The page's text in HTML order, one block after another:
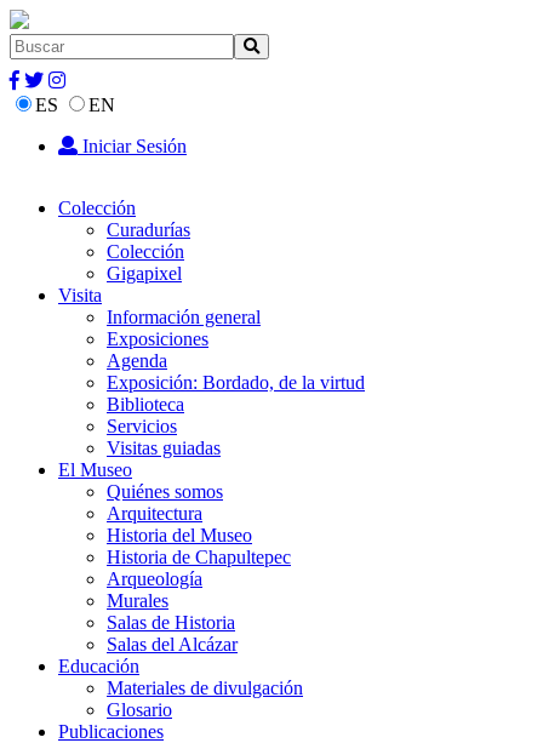
ES
EN
Iniciar Sesión
Colección
Curadurías
Colección
Gigapixel
Visita
Información general
Exposiciones
Agenda
Exposición: Bordado, de la virtud
Biblioteca
Servicios
Visitas guiadas
El Museo
Quiénes somos
Arquitectura
Historia del Museo
Historia de Chapultepec
Arqueología
Murales
Salas de Historia
Salas del Alcázar
Educación
Materiales de divulgación
Glosario
Publicaciones